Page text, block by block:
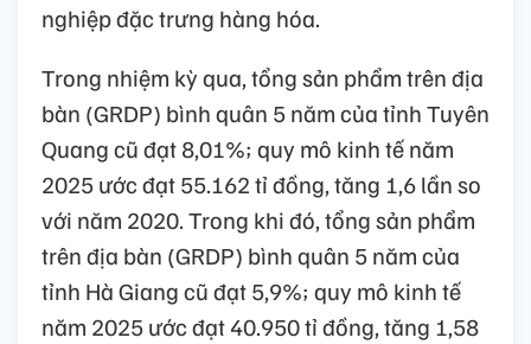
nghiệp đặc trưng hàng hóa.
Trong nhiệm kỳ qua, tổng sản phẩm trên địa
bàn (GRDP) bình quân 5 năm của tỉnh Tuyên
Quang cũ đạt 8,01%; quy mô kinh tế năm
2025 ước đạt 55.162 tỉ đồng, tăng 1,6 lần so
với năm 2020. Trong khi đó, tổng sản phẩm
trên địa bàn (GRDP) bình quân 5 năm của
tỉnh Hà Giang cũ đạt 5,9%; quy mô kinh tế
năm 2025 ước đạt 40.950 tỉ đồng, tăng 1,58